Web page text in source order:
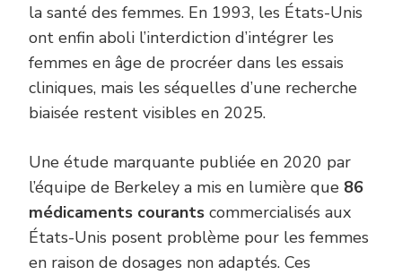
la santé des femmes. En 1993, les États-Unis
ont enfin aboli l’interdiction d’intégrer les
femmes en âge de procréer dans les essais
cliniques, mais les séquelles d’une recherche
biaisée restent visibles en 2025.
Une étude marquante publiée en 2020 par
l’équipe de Berkeley a mis en lumière que 86
médicaments courants commercialisés aux
États-Unis posent problème pour les femmes
en raison de dosages non adaptés. Ces